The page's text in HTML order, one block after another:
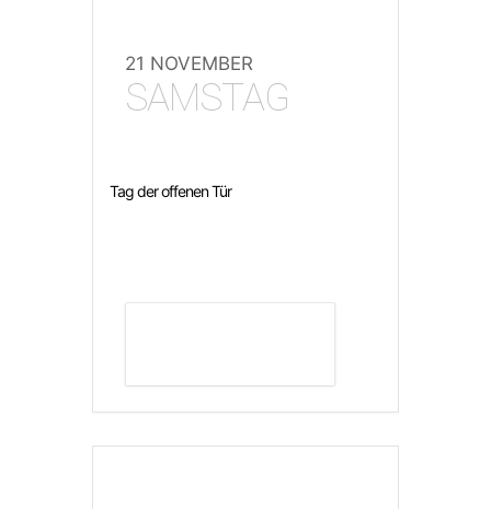
21 NOVEMBER
SAMSTAG
Tag der offenen Tür